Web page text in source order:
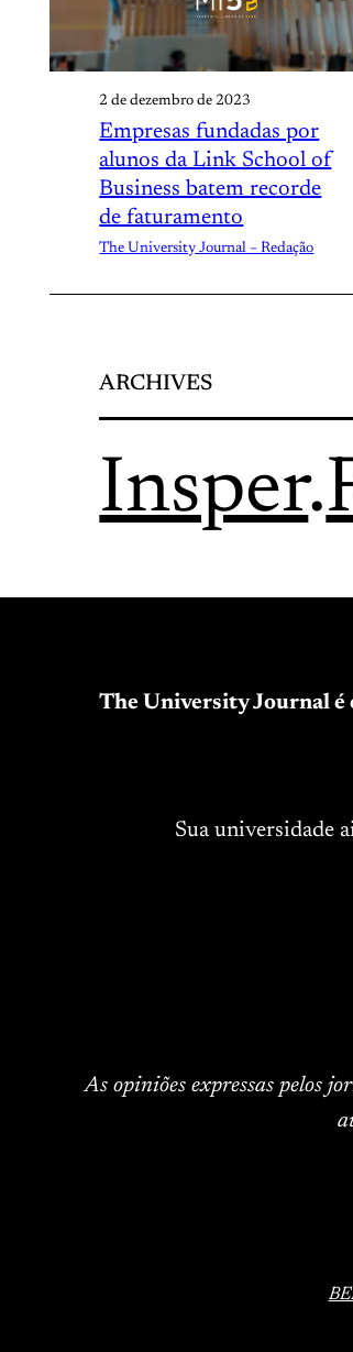
2 de dezembro de 2023
Empresas fundadas por
alunos da Link School of
Business batem recorde
de faturamento
The University Journal – Redação
ARCHIVES
Insper.
The University Journal é
Sua universidade
As opiniões expressas pelos